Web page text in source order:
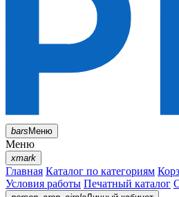
barsМеню
Меню
xmark
Главная Каталог по категориям
Условия работы Печатный каталог